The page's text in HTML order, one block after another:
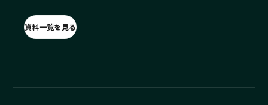
資料一覧を見る